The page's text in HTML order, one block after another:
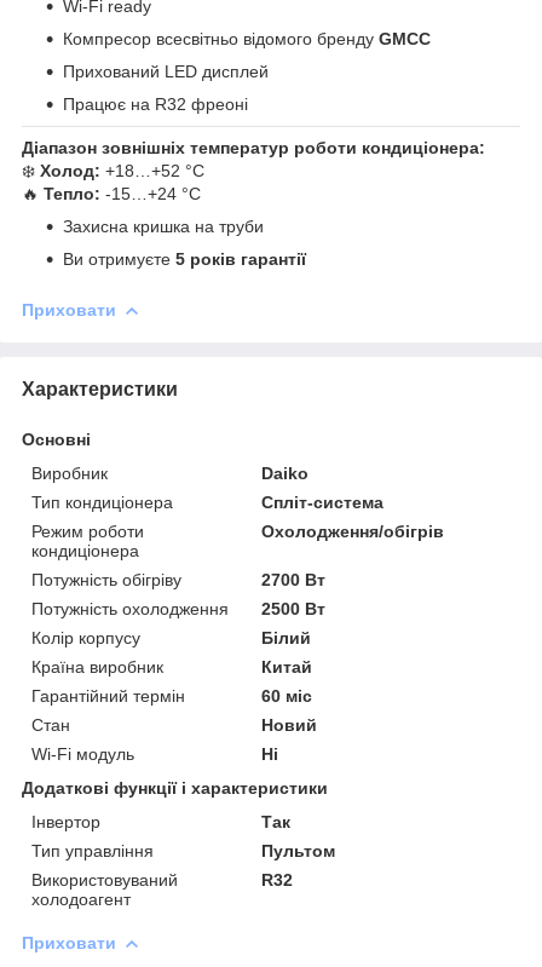
Wi-Fi ready
Компресор всесвітньо відомого бренду GMCC
Прихований LED дисплей
Працює на R32 фреоні
Діапазон зовнішніх температур роботи кондиціонера:
❄️ Холод: +18…+52 °C
🔥 Тепло: -15…+24 °C
Захисна кришка на труби
Ви отримуєте 5 років гарантії
Приховати
Характеристики
Основні
Виробник
Daiko
Тип кондиціонера
Спліт-система
Режим роботи
кондиціонера
Охолодження/обігрів
Потужність обігріву
2700 Вт
Потужність охолодження
2500 Вт
Колір корпусу
Білий
Країна виробник
Китай
Гарантійний термін
60 міс
Стан
Новий
Wi-Fi модуль
Ні
Додаткові функції і характеристики
Інвертор
Так
Тип управління
Пультом
Використовуваний
холодоагент
R32
Приховати